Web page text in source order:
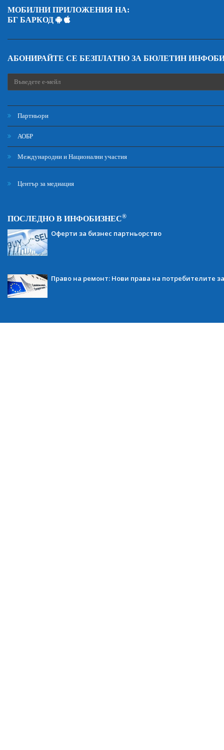
МОБИЛНИ ПРИЛОЖЕНИЯ НА:
БГ БАРКОД
АБОНИРАЙТЕ СЕ БЕЗПЛАТНО ЗА БЮЛЕТИН
Партньори
АОБР
Международни и Национални участия
Център за медиация
ПОСЛЕДНО В ИНФОБИЗНЕС®
Оферти за бизнес партньорство
Право на ремонт: Нови права на потребителите